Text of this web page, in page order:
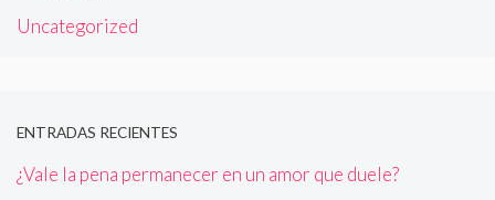
Uncategorized
ENTRADAS RECIENTES
¿Vale la pena permanecer en un amor que duele?